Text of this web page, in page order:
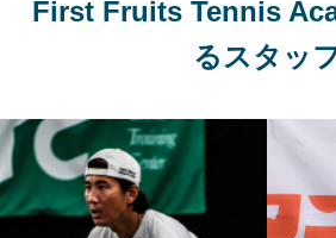
First Fruits Tennis
るスタッ